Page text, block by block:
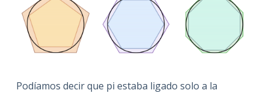
Podíamos decir que pi estaba ligado solo a la